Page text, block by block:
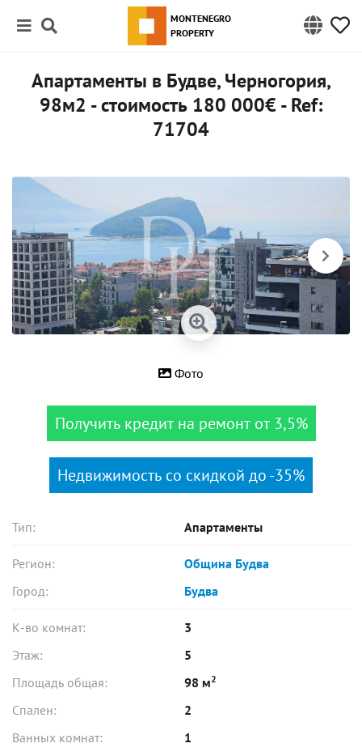
MONTENEGRO
PROPERTY
Апартаменты в Будве, Черногория,
98м2 - стоимость 180 000€ - Ref:
71704
Фото
Получить кредит на ремонт от 3,5%
Недвижимость со скидкой до -35%
Тип: Апартаменты
Регион:
Община Будва
Город:
Будва
К-во комнат:
3
Этаж:
5
Площадь общая:
98 м2
Спален:
2
Ванных комнат:
1